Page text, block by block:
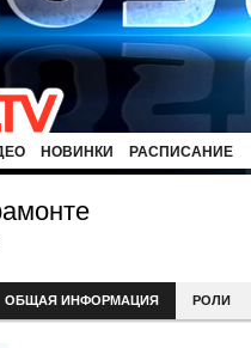
НОВИНКИ РАСПИСАНИЕ
ОБЩАЯ ИНФОРМАЦИЯ РОЛИ